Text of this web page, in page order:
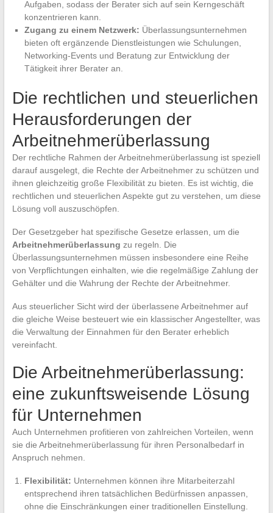
Aufgaben, sodass der Berater sich auf sein Kerngeschäft
konzentrieren kann.
Zugang zu einem Netzwerk: Überlassungsunternehmen
bieten oft ergänzende Dienstleistungen wie Schulungen,
Networking-Events und Beratung zur Entwicklung der
Tätigkeit ihrer Berater an.
Die rechtlichen und steuerlichen
Herausforderungen der
Arbeitnehmerüberlassung
Der rechtliche Rahmen der Arbeitnehmerüberlassung ist speziell
darauf ausgelegt, die Rechte der Arbeitnehmer zu schützen und
ihnen gleichzeitig große Flexibilität zu bieten. Es ist wichtig, die
rechtlichen und steuerlichen Aspekte gut zu verstehen, um diese
Lösung voll auszuschöpfen.
Der Gesetzgeber hat spezifische Gesetze erlassen, um die
Arbeitnehmerüberlassung zu regeln. Die
Überlassungsunternehmen müssen insbesondere eine Reihe
von Verpflichtungen einhalten, wie die regelmäßige Zahlung der
Gehälter und die Wahrung der Rechte der Arbeitnehmer.
Aus steuerlicher Sicht wird der überlassene Arbeitnehmer auf
die gleiche Weise besteuert wie ein klassischer Angestellter, was
die Verwaltung der Einnahmen für den Berater erheblich
vereinfacht.
Die Arbeitnehmerüberlassung:
eine zukunftsweisende Lösung
für Unternehmen
Auch Unternehmen profitieren von zahlreichen Vorteilen, wenn
sie die Arbeitnehmerüberlassung für ihren Personalbedarf in
Anspruch nehmen.
Flexibilität: Unternehmen können ihre Mitarbeiterzahl
entsprechend ihren tatsächlichen Bedürfnissen anpassen,
ohne die Einschränkungen einer traditionellen Einstellung.